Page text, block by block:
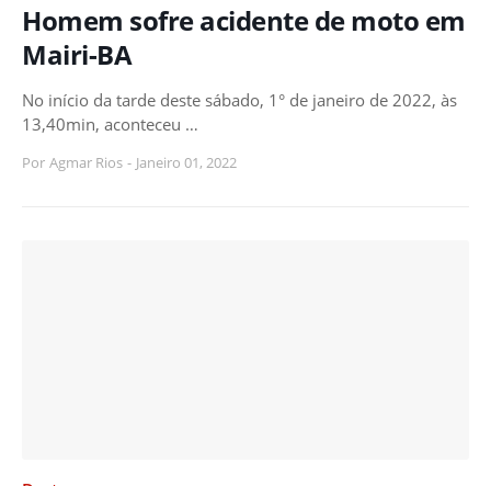
Homem sofre acidente de moto em
Mairi-BA
No início da tarde deste sábado, 1° de janeiro de 2022, às
13,40min, aconteceu …
Por Agmar Rios - Janeiro 01, 2022